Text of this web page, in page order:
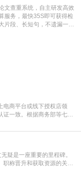
写第一作者,才能排除已发
比。（限制字符数1万）
文查重系统，自主研发高效
服务，最快35S即可获得检
片段、长短句，不遗漏一处
电商平台或线下授权店领
一致。根据商务部等七部
1637】、【国补立省
补贴专场。淘宝/天猫也可
疑是一座重要的里程碑。
称晋升和获取资源的关键